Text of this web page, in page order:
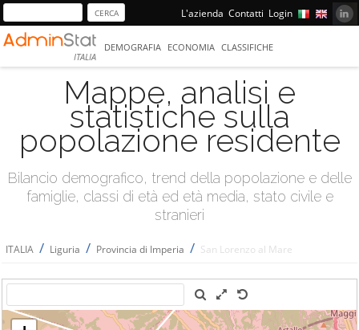
L'azienda Contatti Login
ITALIA
DEMOGRAFIA ECONOMIA CLASSIFICHE
Mappe, analisi e
statistiche sulla
popolazione residente
Bilancio demografico, trend della popolazione e delle
famiglie, classi di età ed età media, stato civile e
stranieri
ITALIA / Liguria / Provincia di Imperia / San Lorenzo al Mare